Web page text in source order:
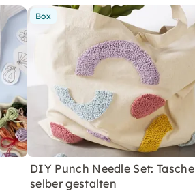
Box
DIY Punch Needle Set: Tasche
selber gestalten